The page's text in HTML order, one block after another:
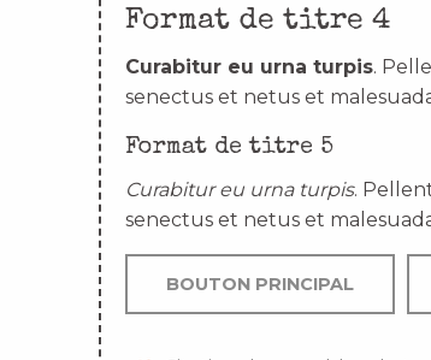
Format de titre 4
Curabitur eu urna turpis.
senectus et netus et
Format de titre 5
Curabitur eu urna turpis.
senectus et netus et
BOUTON PRINCIPAL